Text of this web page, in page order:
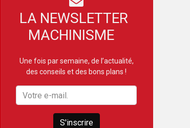
LA NEWSLETTER
MACHINISME
Une fois par semaine, de l’actualité,
des conseils et des bons plans !
S'inscrire